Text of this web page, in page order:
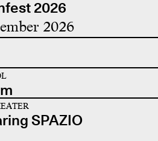
2026
2026
SPAZIO